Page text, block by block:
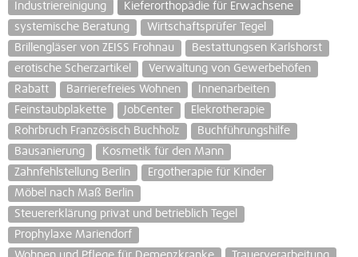
Industriereinigung
Kieferorthopädie für Erwachsene
systemische Beratung
Wirtschaftsprüfer Tegel
Brillengläser von ZEISS Frohnau
Bestattungsen Karlshorst
erotische Scherzartikel
Verwaltung von Gewerbehöfen
Rabatt
Barrierefreies Wohnen
Innenarbeiten
Feinstaubplakette
JobCenter
Elekrotherapie
Rohrbruch Französisch Buchholz
Buchführungshilfe
Bausanierung
Kosmetik für den Mann
Zahnfehlstellung Berlin
Ergotherapie für Kinder
Möbel nach Maß Berlin
Steuererklärung privat und betrieblich Tegel
Prophylaxe Mariendorf